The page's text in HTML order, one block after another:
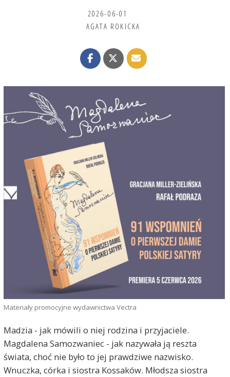
2026-06-01
AGATA ROKICKA
Materiały promocyjne wydawnictwa Vectra
Madzia - jak mówili o niej rodzina i przyjaciele.
Magdalena Samozwaniec - jak nazywała ją reszta
świata, choć nie było to jej prawdziwe nazwisko.
Wnuczka, córka i siostra Kossaków. Młodsza siostra